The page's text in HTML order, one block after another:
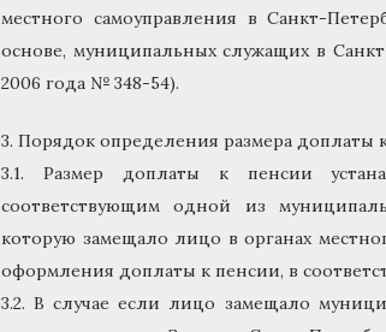
местного самоуправления в Санкт-
основе, муниципальных служащих в
2006 года № 348-54).
3. Порядок определения размера доплаты
3.1. Размер доплаты к пенсии
соответствующим одной из
которую замещало лицо в органах
оформления доплаты к пенсии, в
3.2. В случае если лицо замещало